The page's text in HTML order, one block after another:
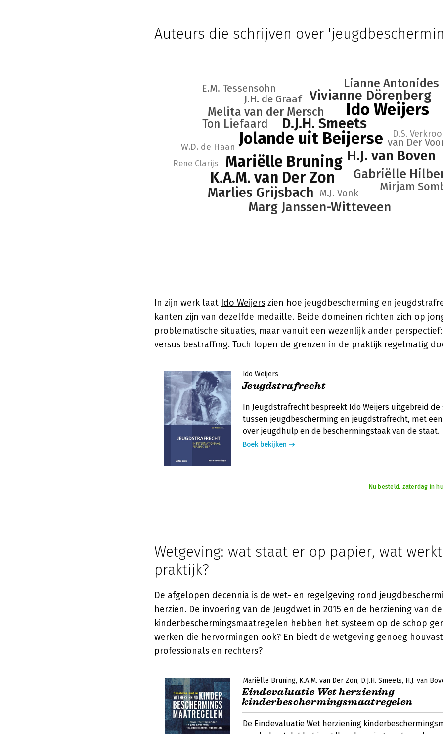
Auteurs die schrijven over
Ido Weijers
Jolande uit Beijerse
Mariëlle Bruning
K.A.M. van Der Zon
D.J.H. Smeets
H.J. van Boven
Marlies Grijsbach
Vivianne Dörenberg
Marg Janssen-Witteveen
Gabriëlle
Lianne Antonides
Melita van der Mersch
Ton Liefaard
Mirjam
J.H. de Graaf
E.M. Tessensohn
van Der
M.J. Vonk
W.D. de Haan
D.S.
Rene Clarijs
In zijn werk laat Ido Weijers zien hoe jeugdbescherming en
kanten zijn van dezelfde medaille. Beide domeinen richten zich op
problematische situaties, maar vanuit een wezenlijk ander
versus bestraffing. Toch lopen de grenzen in de praktijk regelmatig
Ido Weijers
Jeugdstrafrecht
In Jeugdstrafrecht bespreekt Ido Weijers uitgebreid
tussen jeugdbescherming en jeugdstrafrecht, met
over jeugdhulp en de beschermingstaak van de staat.
Boek bekijken
Nu besteld, zaterdag in
Wetgeving: wat staat er op papier, wat
praktijk?
De afgelopen decennia is de wet- en regelgeving rond
herzien. De invoering van de Jeugdwet in 2015 en de herziening van de
kinderbeschermingsmaatregelen hebben het systeem op de schop
werken die hervormingen ook? En biedt de wetgeving genoeg
professionals en rechters?
Mariëlle Bruning K.A.M. van Der Zon D.J.H. Smeets H.J. van
Eindevaluatie Wet herziening
kinderbeschermingsmaatregelen
De Eindevaluatie Wet herziening